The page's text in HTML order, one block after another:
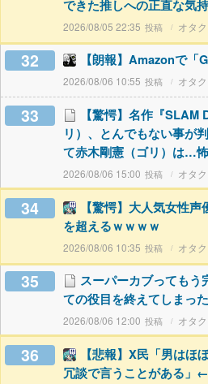
できた推しへの正直な気
2026/08/05 22:35 オタク
32 【朗報】Amazonで「
2026/08/06 10:55 オタク
33
【驚愕】名作『
リ）、とんでもない事が
て赤木剛憲（ゴリ）は…
2026/08/06 15:00 オタク
34
【驚愕】大人気女性
を超えるｗｗｗｗ
2026/08/06 10:35 オタク
35
スーパーカブってもう
ての役目を終えてしまっ
2026/08/06 12:00 オタク
36
【悲報】X民「男はほ
冗談で言うことがある」